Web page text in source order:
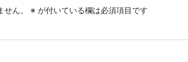
ん。 ※ が付いている欄は必須項目です